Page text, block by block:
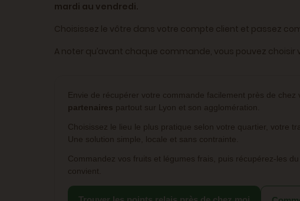
mardi au vendredi.
Choisissez le vôtre dans votre compte client et passez
A noter qu’avant chaque commande, vous pouvez choisir
Envie de récupérer votre commande facilement près de chez
partenaires partout sur Lyon et son agglomération.
Choisissez le lieu le plus pratique selon votre quartier, votre
Une solution simple, locale et sans contrainte.
Commandez vos fruits et légumes frais, puis récupérez-les du
convient.